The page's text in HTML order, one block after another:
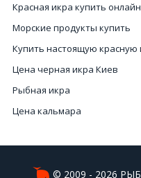
Красная икра купить онлайн
Морские продукты купить
Купить настоящую красную
Цена черная икра Киев
Рыбная икра
Цена кальмара
Морские коктейли
© 2009 - 2026